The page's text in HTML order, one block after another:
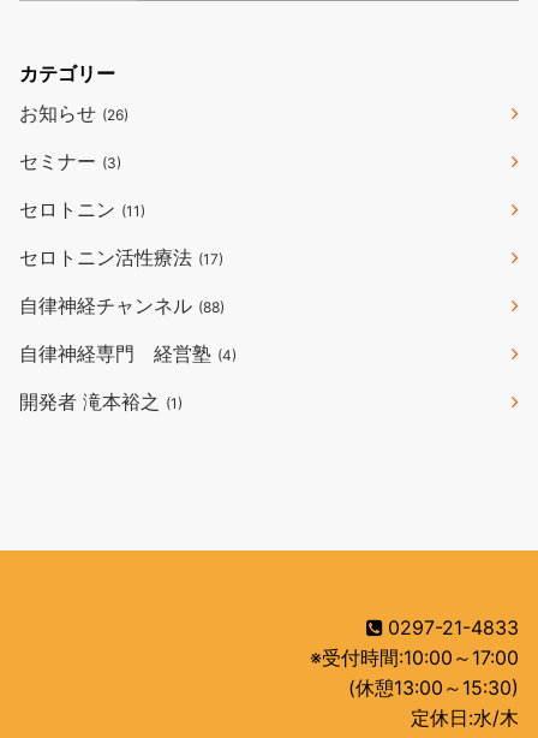
カテゴリー
お知らせ (26)
セミナー (3)
セロトニン (11)
セロトニン活性療法 (17)
自律神経チャンネル (88)
自律神経専門 経営塾 (4)
開発者 滝本裕之 (1)
0297-21-4833
※受付時間:10:00～17:00
(休憩13:00～15:30)
定休日:水/木